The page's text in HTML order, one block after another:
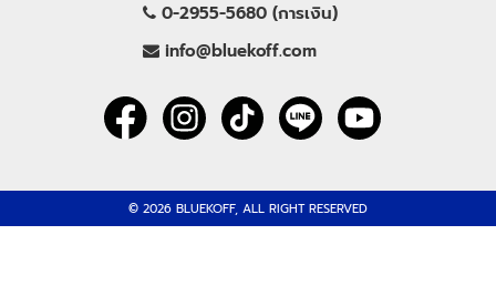
0-2955-5680 (การเงิน)
info@bluekoff.com
© 2026 BLUEKOFF, ALL RIGHT RESERVED